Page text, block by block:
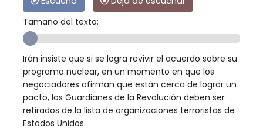
Tamaño del texto:
Irán insiste que si se logra revivir el acuerdo sobre su
programa nuclear, en un momento en que los
negociadores afirman que están cerca de lograr un
pacto, los Guardianes de la Revolución deben ser
retirados de la lista de organizaciones terroristas de
Estados Unidos.